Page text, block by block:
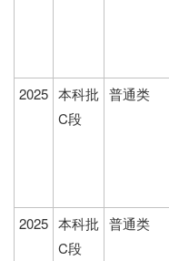
2025 本科批
C段
普通类
2025 本科批
C段
普通类